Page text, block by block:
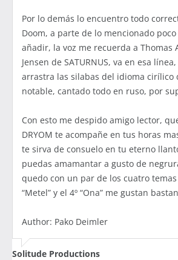
Por lo demás lo encuentro todo
Doom, a parte de lo mencionado
añadir, la voz me recuerda a Thomas
Jensen de SATURNUS, va en esa
arrastra las silabas del idioma cirílico
notable, cantado todo en ruso, por
Con esto me despido amigo lector,
DRYOM te acompañe en tus horas
te sirva de consuelo en tu eterno
puedas amamantar a gusto de
quedo con un par de los cuatro temas
“Metel” y el 4º “Ona” me gustan
Author: Pako Deimler
Solitude Productions